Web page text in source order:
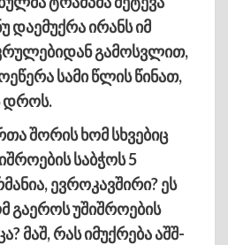
დაემუქრა ირანს იმ
გამოსვლით,
სამი წლის წინათ,
დროს.
შორის ხომ სხვებიც
საბჭოს 5
ევროკავშირი? ეს
გაეროს უშიშროების
მაშ, რას იმუქრება აშშ-